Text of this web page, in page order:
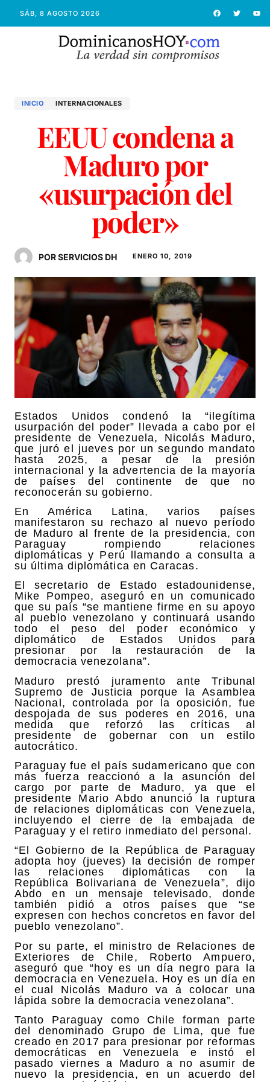
SÁB, 8 AGOSTO 2026
INICIO INTERNACIONALES
EEUU condena a
Maduro por
«usurpación del
poder»
POR SERVICIOS DH ENERO 10, 2019
Estados Unidos condenó la “ilegítima
usurpación del poder” llevada a cabo por el
presidente de Venezuela, Nicolás Maduro,
que juró el jueves por un segundo mandato
hasta 2025, a pesar de la presión
internacional y la advertencia de la mayoría
de países del continente de que no
reconocerán su gobierno.
En América Latina, varios países
manifestaron su rechazo al nuevo período
de Maduro al frente de la presidencia, con
Paraguay rompiendo relaciones
diplomáticas y Perú llamando a consulta a
su última diplomática en Caracas.
El secretario de Estado estadounidense,
Mike Pompeo, aseguró en un comunicado
que su país “se mantiene firme en su apoyo
al pueblo venezolano y continuará usando
todo el peso del poder económico y
diplomático de Estados Unidos para
presionar por la restauración de la
democracia venezolana”.
Maduro prestó juramento ante Tribunal
Supremo de Justicia porque la Asamblea
Nacional, controlada por la oposición, fue
despojada de sus poderes en 2016, una
medida que reforzó las críticas al
presidente de gobernar con un estilo
autocrático.
Paraguay fue el país sudamericano que con
más fuerza reaccionó a la asunción del
cargo por parte de Maduro, ya que el
presidente Mario Abdo anunció la ruptura
de relaciones diplomáticas con Venezuela,
incluyendo el cierre de la embajada de
Paraguay y el retiro inmediato del personal.
“El Gobierno de la República de Paraguay
adopta hoy (jueves) la decisión de romper
las relaciones diplomáticas con la
República Bolivariana de Venezuela”, dijo
Abdo en un mensaje televisado, donde
también pidió a otros países que “se
expresen con hechos concretos en favor del
pueblo venezolano”.
Por su parte, el ministro de Relaciones de
Exteriores de Chile, Roberto Ampuero,
aseguró que “hoy es un día negro para la
democracia en Venezuela. Hoy es un día en
el cual Nicolás Maduro va a colocar una
lápida sobre la democracia venezolana”.
Tanto Paraguay como Chile forman parte
del denominado Grupo de Lima, que fue
creado en 2017 para presionar por reformas
democráticas en Venezuela e instó el
pasado viernes a Maduro a no asumir de
nuevo la presidencia, en un acuerdo del